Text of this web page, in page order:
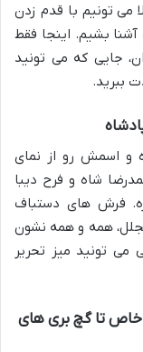
می تونیم با قدم زدن
آشنا بشیم. اینجا فقط
جایی که می تونید
ببرید.
و اسمش رو از نمای
شاه و فرح دیبا
فرش های دستباف
همه و همه نشون
می تونید میز تحریر
تا گچ بری های